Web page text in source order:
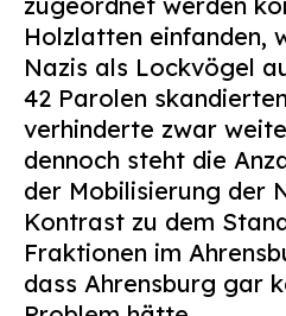
Holzlatten einfanden,
Nazis als Lockvögel
42 Parolen
verhinderte zwar
dennoch steht die
der Mobilisierung der
Kontrast zu dem
Fraktionen im
dass Ahrensburg gar